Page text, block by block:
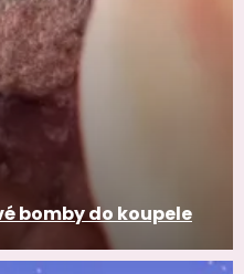
bomby do koupele